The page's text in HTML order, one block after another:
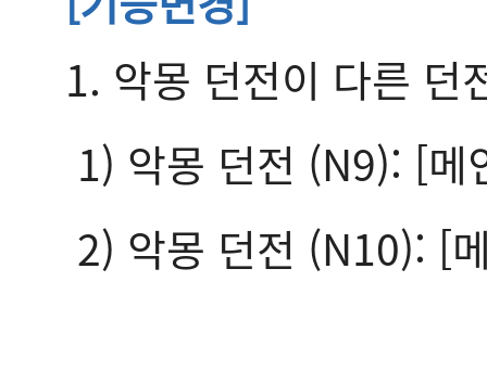
1. 악몽 던전이 다른 던
1) 악몽 던전 (N9): [
2) 악몽 던전 (N10): [